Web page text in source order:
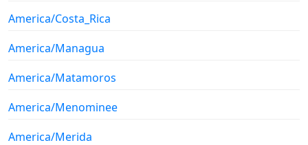
America/Costa_Rica
America/Managua
America/Matamoros
America/Menominee
America/Merida